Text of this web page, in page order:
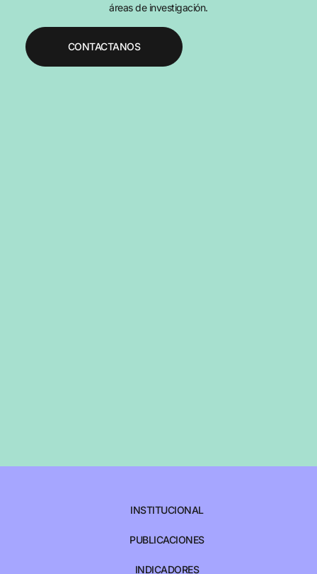
áreas de investigación.
CONTACTANOS
INSTITUCIONAL
PUBLICACIONES
INDICADORES